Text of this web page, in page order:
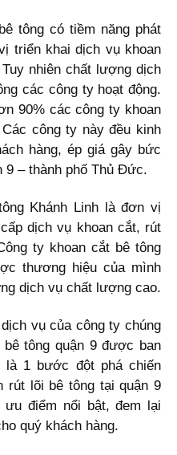
tông có tiềm năng phát
triển khai dịch vụ khoan
nhiên chất lượng dịch
các công ty hoạt động.
90% các công ty khoan
công ty này đều kinh
hàng, ép giá gây bức
– thành phố Thủ Đức.
Khánh Linh là đơn vị
dịch vụ khoan cắt, rút
ty khoan cắt bê tông
thương hiệu của mình
dịch vụ chất lượng cao.
vụ của công ty chúng
tông quận 9 được ban
là 1 bước đột phá chiến
rút lõi bê tông tại quận 9
điểm nổi bật, đem lại
quý khách hàng.